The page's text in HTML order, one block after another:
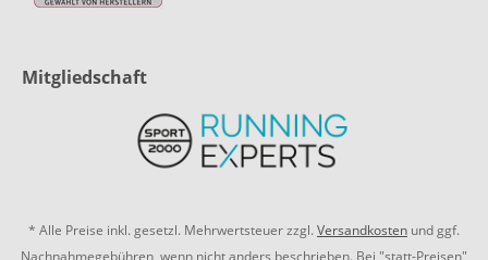
Mitgliedschaft
* Alle Preise inkl. gesetzl. Mehrwertsteuer zzgl. Versandkosten und ggf.
Nachnahmegebühren, wenn nicht anders beschrieben. Bei "statt-Preisen"